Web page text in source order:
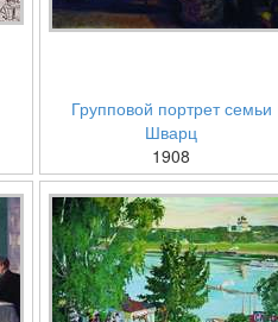
Групповой портрет семьи
Шварц
1908